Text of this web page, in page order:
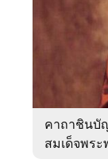
คาถาชินบั
สมเด็จพร